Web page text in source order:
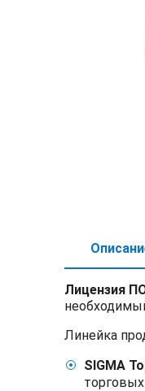
Лицензия
Линейка
SIGMA